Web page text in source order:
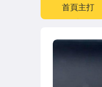
首頁主打